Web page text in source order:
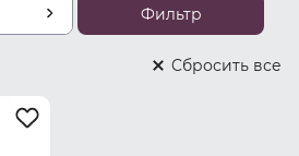
Фильтр
Cбросить все